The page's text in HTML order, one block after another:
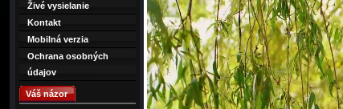
Živé vysielanie
Kontakt
Mobilná verzia
Ochrana osobných
údajov
Váš názor